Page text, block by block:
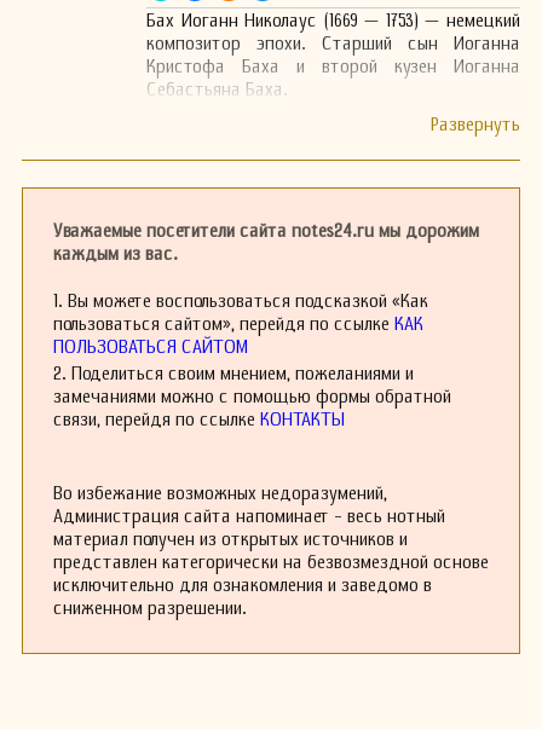
Бах Иоганн Николаус (1669 — 1753) — немецкий
композитор эпохи. Старший сын Иоганна
Кристофа Баха и второй кузен Иоганна
Себастьяна Баха.
Уважаемые посетители сайта notes24.ru мы дорожим
каждым из вас.
1. Вы можете воспользоваться подсказкой «Как
пользоваться сайтом», перейдя по ссылке КАК
ПОЛЬЗОВАТЬСЯ САЙТОМ
2. Поделиться своим мнением, пожеланиями и
замечаниями можно с помощью формы обратной
связи, перейдя по ссылке КОНТАКТЫ
Во избежание возможных недоразумений,
Администрация сайта напоминает - весь нотный
материал получен из открытых источников и
представлен категорически на безвозмездной основе
исключительно для ознакомления и заведомо в
сниженном разрешении.